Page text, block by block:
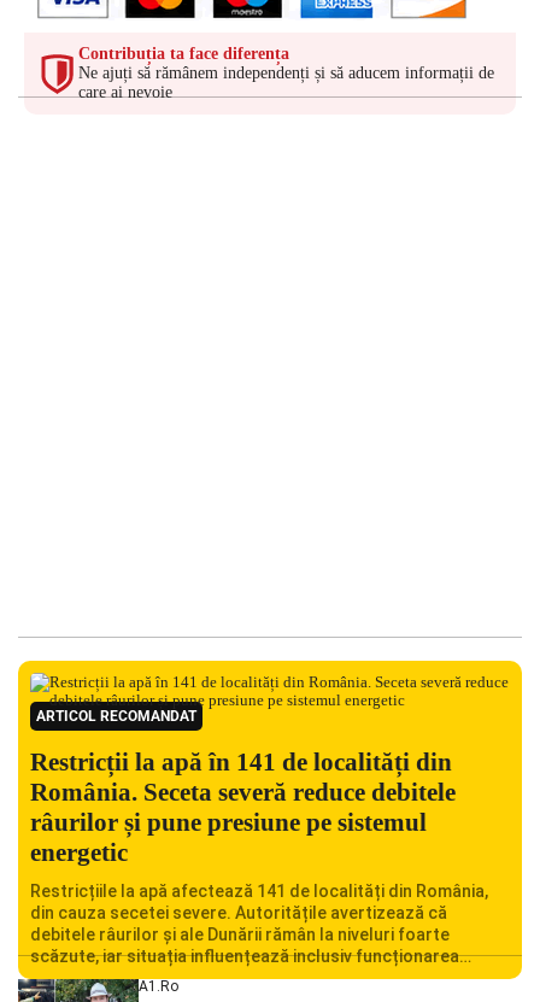
Contribuția ta face diferența
Ne ajuți să rămânem independenți și să aducem informații de
care ai nevoie
ARTICOL RECOMANDAT
Restricții la apă în 141 de localități din
România. Seceta severă reduce debitele
râurilor și pune presiune pe sistemul
energetic
Restricțiile la apă afectează 141 de localități din România,
din cauza secetei severe. Autoritățile avertizează că
debitele râurilor și ale Dunării rămân la niveluri foarte
scăzute, iar situația influențează inclusiv funcționarea
Centralei Nucleare de la Cernavodă. România se confruntă
A1.ro